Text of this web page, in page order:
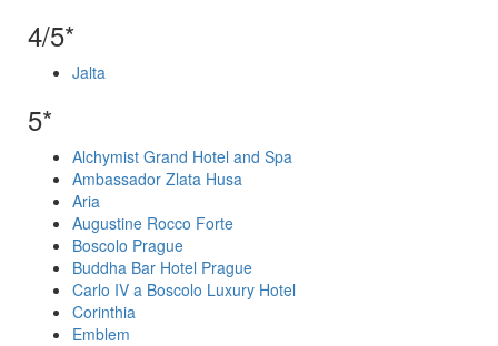
4/5*
Jalta
5*
Alchymist Grand Hotel and Spa
Ambassador Zlata Husa
Aria
Augustine Rocco Forte
Boscolo Prague
Buddha Bar Hotel Prague
Carlo IV a Boscolo Luxury Hotel
Corinthia
Emblem